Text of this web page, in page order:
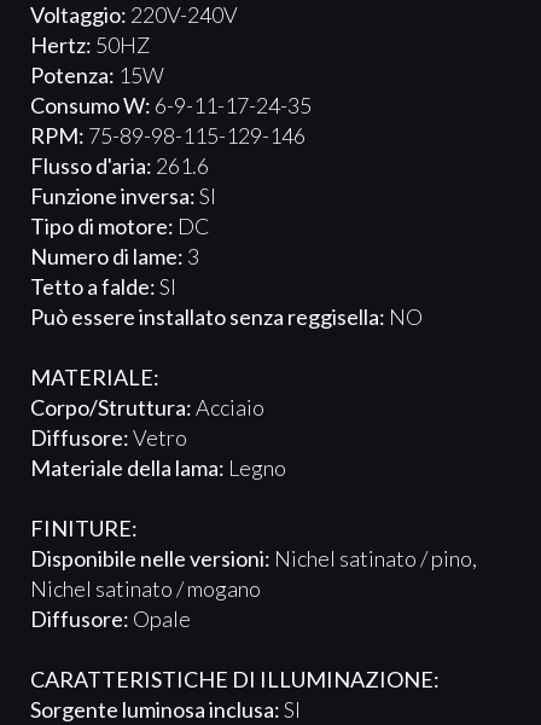
Voltaggio: 220V-240V
Hertz: 50HZ
Potenza: 15W
Consumo W: 6-9-11-17-24-35
RPM: 75-89-98-115-129-146
Flusso d'aria: 261.6
Funzione inversa:SI
Tipo di motore: DC
Numero di lame: 3
Tetto a falde:SI
Può essere installato senza reggisella: NO
MATERIALE:
Corpo/Struttura:Acciaio
Diffusore:Vetro
Materiale della lama: Legno
FINITURE:
Disponibile nelle versioni: Nichel satinato / pino,
Nichel satinato / mogano
Diffusore: Opale
CARATTERISTICHE DI ILLUMINAZIONE:
Sorgente luminosa inclusa:SI